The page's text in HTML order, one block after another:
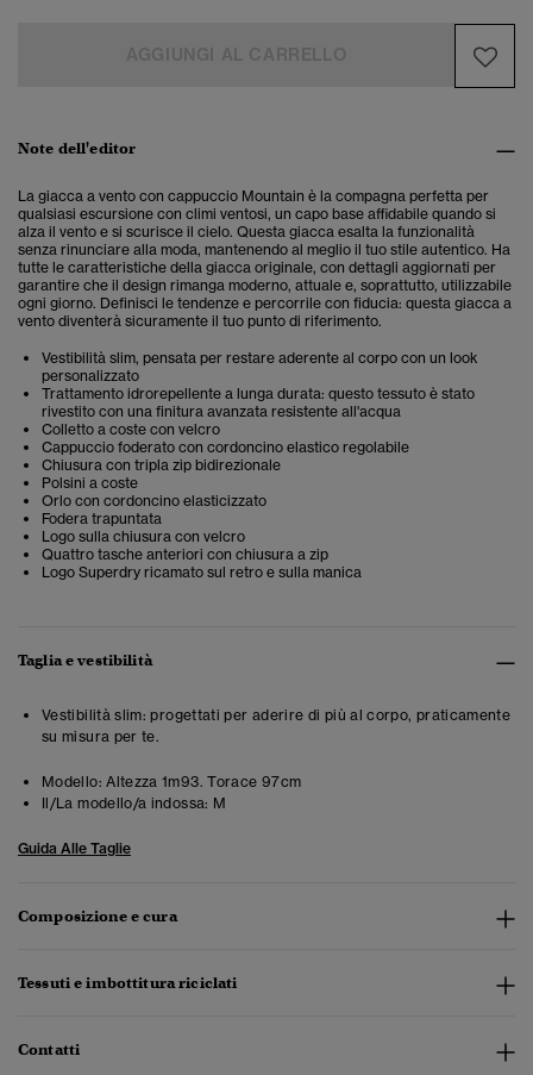
Note dell'editor
La giacca a vento con cappuccio Mountain è la compagna perfetta per
qualsiasi escursione con climi ventosi, un capo base affidabile quando si
alza il vento e si scurisce il cielo. Questa giacca esalta la funzionalità
senza rinunciare alla moda, mantenendo al meglio il tuo stile autentico. Ha
tutte le caratteristiche della giacca originale, con dettagli aggiornati per
garantire che il design rimanga moderno, attuale e, soprattutto, utilizzabile
ogni giorno. Definisci le tendenze e percorrile con fiducia: questa giacca a
vento diventerà sicuramente il tuo punto di riferimento.
Vestibilità slim, pensata per restare aderente al corpo con un look
personalizzato
Trattamento idrorepellente a lunga durata: questo tessuto è stato
rivestito con una finitura avanzata resistente all'acqua
Colletto a coste con velcro
Cappuccio foderato con cordoncino elastico regolabile
Chiusura con tripla zip bidirezionale
Polsini a coste
Orlo con cordoncino elasticizzato
Fodera trapuntata
Logo sulla chiusura con velcro
Quattro tasche anteriori con chiusura a zip
Logo Superdry ricamato sul retro e sulla manica
Taglia e vestibilità
Vestibilità slim: progettati per aderire di più al corpo, praticamente
su misura per te.
Modello: Altezza 1m93. Torace 97cm
Il/La modello/a indossa: M
Guida Alle Taglie
Composizione e cura
Tessuti e imbottitura riciclati
Contatti